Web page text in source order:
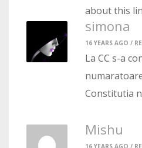
about this
simona
16 YEARS AGO /
La CC s-a
Constitutia
Mishu
16 YEARS AGO /